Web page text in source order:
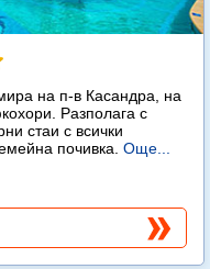
на п-в Касандра, на
Разполага с
стаи с всички
почивка. Още...